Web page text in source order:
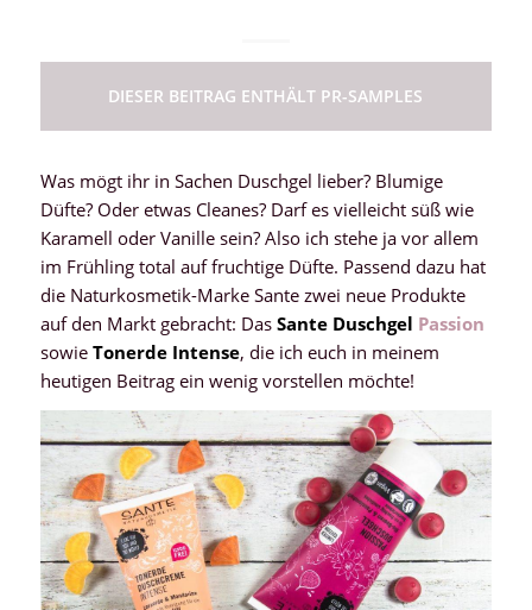
DIESER BEITRAG ENTHÄLT PR-SAMPLES
Was mögt ihr in Sachen Duschgel lieber? Blumige
Düfte? Oder etwas Cleanes? Darf es vielleicht süß wie
Karamell oder Vanille sein? Also ich stehe ja vor allem
im Frühling total auf fruchtige Düfte. Passend dazu hat
die Naturkosmetik-Marke Sante zwei neue Produkte
auf den Markt gebracht: Das Sante Duschgel Passion
sowie Tonerde Intense, die ich euch in meinem
heutigen Beitrag ein wenig vorstellen möchte!